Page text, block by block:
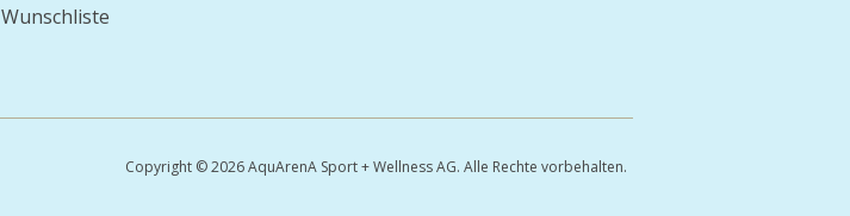
Wunschliste
Copyright © 2026 AquArenA Sport + Wellness AG. Alle Rechte vorbehalten.